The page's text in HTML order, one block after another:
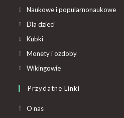
Naukowe i popularnonaukowe
Dla dzieci
Kubki
Monety i ozdoby
Wikingowie
Przydatne Linki
O nas